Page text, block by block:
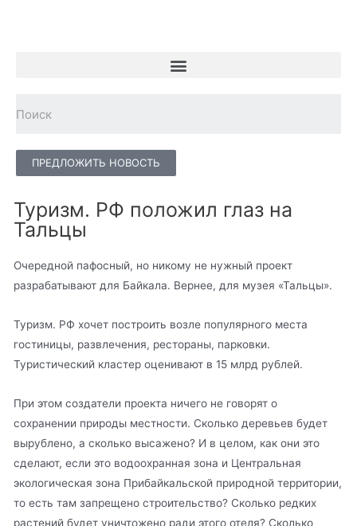
ПРЕДЛОЖИТЬ НОВОСТЬ
Туризм. РФ положил глаз на
Тальцы
Очередной пафосный, но никому не нужный проект
разрабатывают для Байкала. Вернее, для музея «Тальцы».
Туризм. РФ хочет построить возле популярного места
гостиницы, развлечения, рестораны, парковки.
Туристический кластер оценивают в 15 млрд рублей.
При этом создатели проекта ничего не говорят о
сохранении природы местности. Сколько деревьев будет
вырублено, а сколько высажено? И в целом, как они это
сделают, если это водоохранная зона и Центральная
экологическая зона Прибайкальской природной территории,
то есть там запрещено строительство? Сколько редких
растений будет уничтожено ради этого отеля? Сколько